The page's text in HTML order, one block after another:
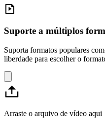
Suporte a múltiplos
Suporta formatos populares
liberdade para escolher o
Arraste o arquivo de vídeo aqui